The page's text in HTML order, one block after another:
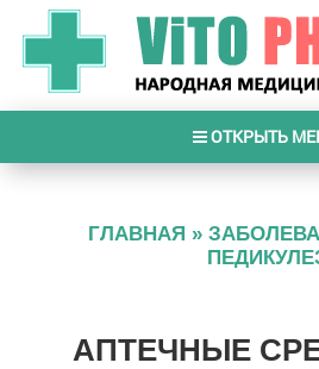
ОТКРЫТЬ
ГЛАВНАЯ »
АПТЕЧНЫЕ